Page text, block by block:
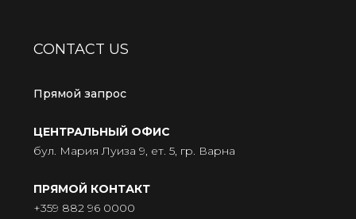
CONTACT US
Прямой запрос
ЦЕНТРАЛЬНЫЙ ОФИС
бул. Мария Луиза 9, ет. 5, гр. Варна
ПРЯМОЙ КОНТАКТ
+359 882 96 0000